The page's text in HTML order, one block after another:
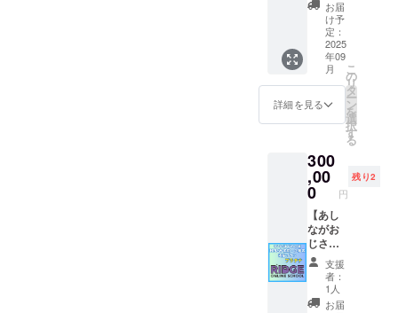
せてい
ただき
ます
のお名
（ニッ
クネー
ム）を
掲載し
ます。
・掲載
期間：
存続す
る限り
掲載 ・
掲載方
法：文
字の
み、ロ
ゴ／バ
ナーの
掲載も
可能 ・
作りま
す応援
プラ
ン！ 授
業作り
の達人
でもあ
る小嶋
が「あ
会社の
功績を
授業
化」し
ます！
授業
データ
は全て
ご提供
しま
す！さ
お届
け予
定：
2025
年09
月
詳細を見る
こ
の
リ
タ
ー
ン
を
選
択
す
る
300
,00
0 円
残り2
【あし
ながお
じさん
応援
HPにお
名前・
企業
支援
者：
1人
お届